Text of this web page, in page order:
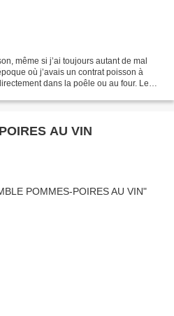
même si j’ai toujours autant de mal
où j’avais un contrat poisson à
dans la poêle ou au four. Le
AU VIN